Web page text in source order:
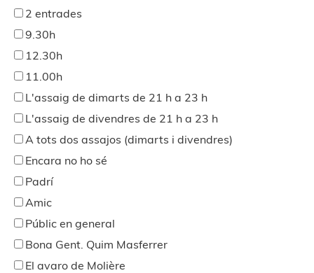
2 entrades
9.30h
12.30h
11.00h
L'assaig de dimarts de 21 h a 23 h
L'assaig de divendres de 21 h a 23 h
A tots dos assajos (dimarts i divendres)
Encara no ho sé
Padrí
Amic
Públic en general
Bona Gent. Quim Masferrer
El avaro de Molière